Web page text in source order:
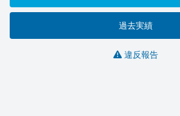
過去実績
違反報告